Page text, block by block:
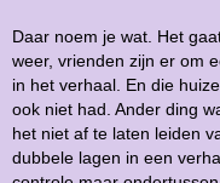
h
t
Daar noem je wat. Het
weer, vrienden zijn er om
in het verhaal. En die
ook niet had. Ander ding
het niet af te laten leiden
dubbele lagen in een